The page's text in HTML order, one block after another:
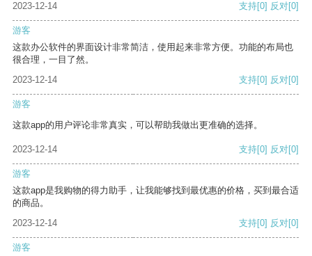
2023-12-14 支持[0] 反对[0]
游客
这款办公软件的界面设计非常简洁，使用起来非常方便。功能的布局也
很合理，一目了然。
2023-12-14
支持[0] 反对[0]
游客
这款app的用户评论非常真实，可以帮助我做出更准确的选择。
2023-12-14 支持[0] 反对[0]
游客
这款app是我购物的得力助手，让我能够找到最优惠的价格，买到最合适
的商品。
2023-12-14
支持[0] 反对[0]
游客